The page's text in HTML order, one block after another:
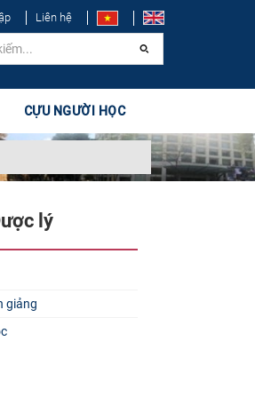
Liên hệ
CỰU NGƯỜI HỌC
lý
giảng